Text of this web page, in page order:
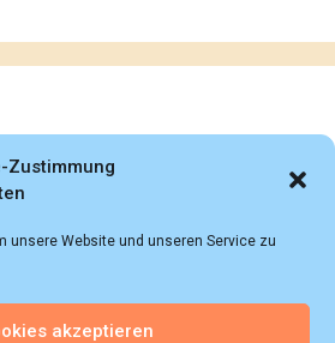
Zustimmung
unsere Website und unseren Service zu
akzeptieren